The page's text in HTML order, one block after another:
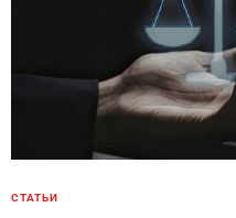
СТАТЬИ